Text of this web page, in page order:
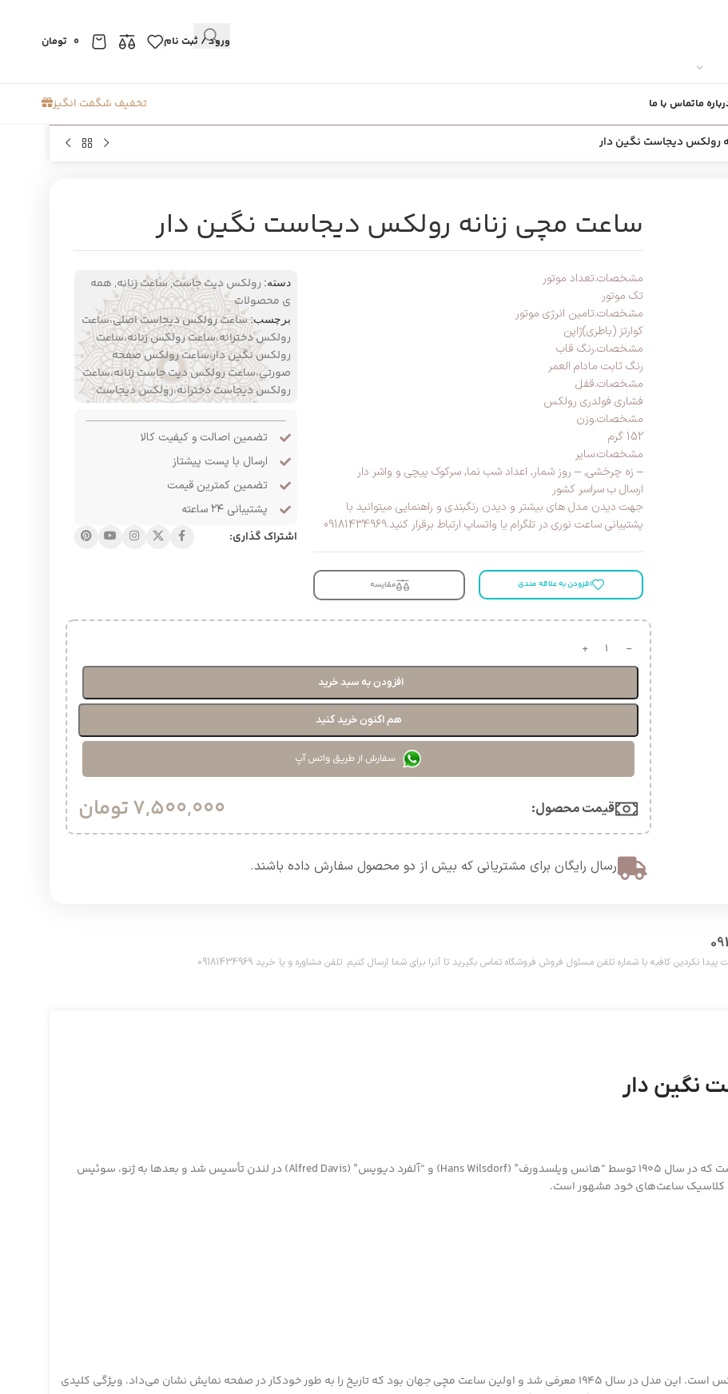
ورود / ثبت نام 0 تومان
ماتماس با ما تخفیف شگفت انگیز
رولکس دیجاست نگین دار
ساعت مچی زنانه رولکس دیجاست نگین دار
مشخصات.تعداد موتور
تک موتور
مشخصات.تامین انرژی موتور
کوارتز (باطری)ژاپن
مشخصات.رنگ قاب
رنگ ثابت مادام العمر
مشخصات.قفل
فشاری فولدری رولکس
مشخصات.وزن
152 گرم
مشخصات.سایر
– زه چرخشی, – روز شمار, اعداد شب نما, سرکوک پیچی و واشر دار
ارسال ب سراسر کشور
جهت دیدن مدل های بیشتر و دیدن رنگبندی و راهنمایی میتوانید با
پشتیبانی ساعت نوری در تلگرام یا واتساپ ارتباط برقرار کنید.09181434969
افزودن به علاقه مندی مقایسه
دسته: رولکس دیت جاست,ساعت زنانه, همه
ی محصولات
برچسب:ساعت رولکس دیجاست اصلی،ساعت
رولکس دخترانه،ساعت رولکس زنانه،ساعت
رولکس نگین دار،ساعت رولکس صفحه
صورتی،ساعت رولکس دیت جاست زنانه،ساعت
رولکس دیجاست دخترانه،رولکس دیجاست
تضمین اصالت و کیفیت کالا
ارسال با پست پیشتاز
تضمین کمترین قیمت
پشتیبانی ۲۴ ساعته
اشتراک گذاری:
افزودن به سبد خرید
هم اکنون خرید کنید
سفارش از طریق واتس آپ
قیمت محصول:​ 7,500,000تومان
ارسال رایگان برای مشتریانی که بیش از دو محصول سفارش داده باشند.​
کافیه با شماره تلفن مسئول فروش فروشگاه تماس بگیرید تا آنرا برای شما ارسال کنیم. تلفن مشاوره و یا خرید 09181434969
نگین دار
یکی از معروف‌ترین و لوکس‌ترین برندهای ساعت‌سازی جهان است که در سال 1905 توسط “هانس ویلسدورف” (Hans Wilsdorf) و “آلفرد دیویس” (Alfred Davis) در لندن تأسیس شد و بعدها به ژنو، سوئیس
کلاسیک ساعت‌های خود مشهور است.
دیجاست یکی از محبوب‌ترین و شناخته‌شده‌ترین مدل‌های رولکس است. این مدل در سال 1945 معرفی شد و اولین ساعت مچی جهان بود که تاریخ را به طور خودکار در صفحه‌ نمایش نشان می‌داد. ویژگی کلیدی